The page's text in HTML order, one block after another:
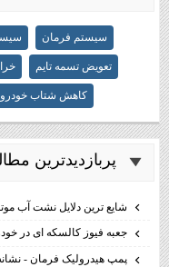
سیستم فرمان
تعویض تسمه تایم
کاهش شتاب خودرو
پربازديدترين
شایع ترین دلایل نشت آب
جعبه فیوز کالسکه ای در
پمپ هیدرولیک فرمان -